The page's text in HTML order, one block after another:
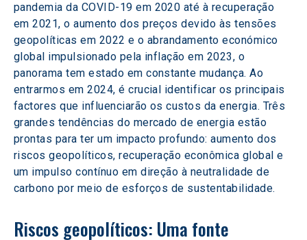
pandemia da COVID-19 em 2020 até à recuperação
em 2021, o aumento dos preços devido às tensões
geopolíticas em 2022 e o abrandamento económico
global impulsionado pela inflação em 2023, o
panorama tem estado em constante mudança. Ao
entrarmos em 2024, é crucial identificar os principais
factores que influenciarão os custos da energia. Três
grandes tendências do mercado de energia estão
prontas para ter um impacto profundo: aumento dos
riscos geopolíticos, recuperação econômica global e
um impulso contínuo em direção à neutralidade de
carbono por meio de esforços de sustentabilidade.
Riscos geopolíticos: Uma fonte